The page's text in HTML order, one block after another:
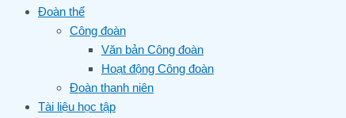
Đoàn thể
Công đoàn
Văn bản Công đoàn
Hoạt động Công đoàn
Đoàn thanh niên
Tài liệu học tập